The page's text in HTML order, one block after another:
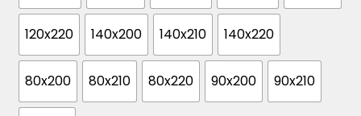
120x220 140x200 140x210 140x220
80x200 80x210 80x220 90x200 90x210